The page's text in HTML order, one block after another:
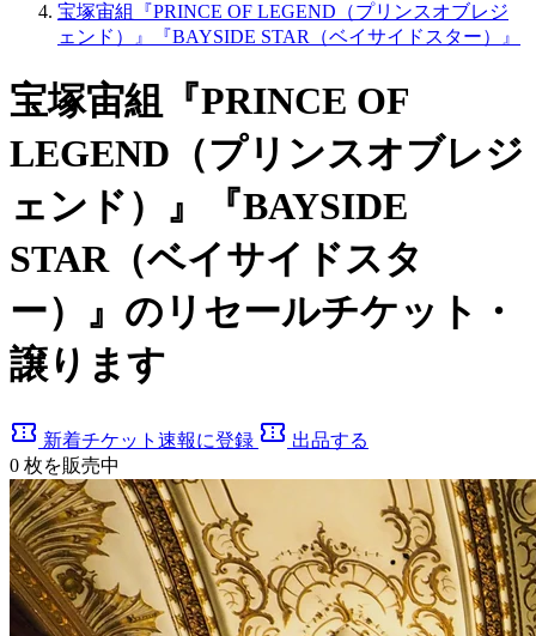
宝塚宙組『PRINCE OF LEGEND（プリンスオブレジ
ェンド）』『BAYSIDE STAR（ベイサイドスター）』
宝塚宙組『PRINCE OF
LEGEND（プリンスオブレジ
ェンド）』『BAYSIDE
STAR（ベイサイドスタ
ー）』のリセールチケット・
譲ります
confirmation_number 新着チケット速報に登録 confirmation_number 出品する
0 枚を販売中